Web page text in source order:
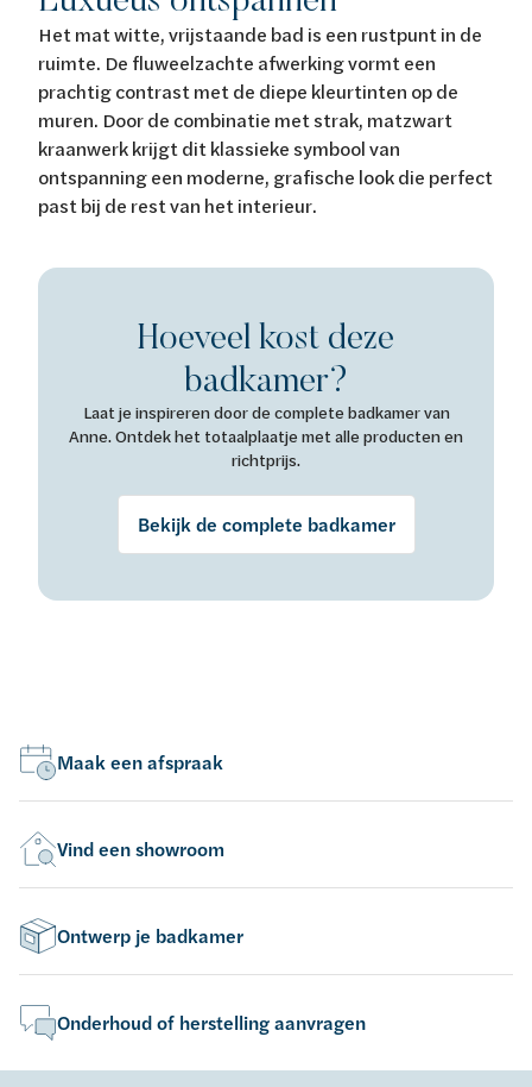
Het mat witte, vrijstaande bad is een rustpunt in de
ruimte. De fluweelzachte afwerking vormt een
prachtig contrast met de diepe kleurtinten op de
muren. Door de combinatie met strak, matzwart
kraanwerk krijgt dit klassieke symbool van
ontspanning een moderne, grafische look die perfect
past bij de rest van het interieur.
Hoeveel kost deze
badkamer?
Laat je inspireren door de complete badkamer van
Anne. Ontdek het totaalplaatje met alle producten en
richtprijs.
Bekijk de complete badkamer
Maak een afspraak
Vind een showroom
Ontwerp je badkamer
Onderhoud of herstelling aanvragen